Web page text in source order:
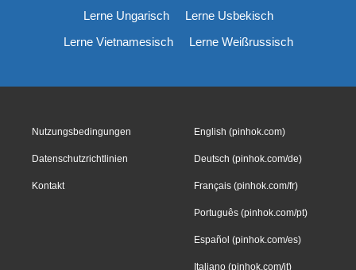
Lerne Ungarisch
Lerne Usbekisch
Lerne Vietnamesisch
Lerne Weißrussisch
Nutzungsbedingungen
Datenschutzrichtlinien
Kontakt
English (pinhok.com)
Deutsch (pinhok.com/de)
Français (pinhok.com/fr)
Português (pinhok.com/pt)
Español (pinhok.com/es)
Italiano (pinhok.com/it)